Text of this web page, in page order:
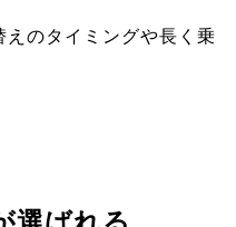
のタイミングや長く乗